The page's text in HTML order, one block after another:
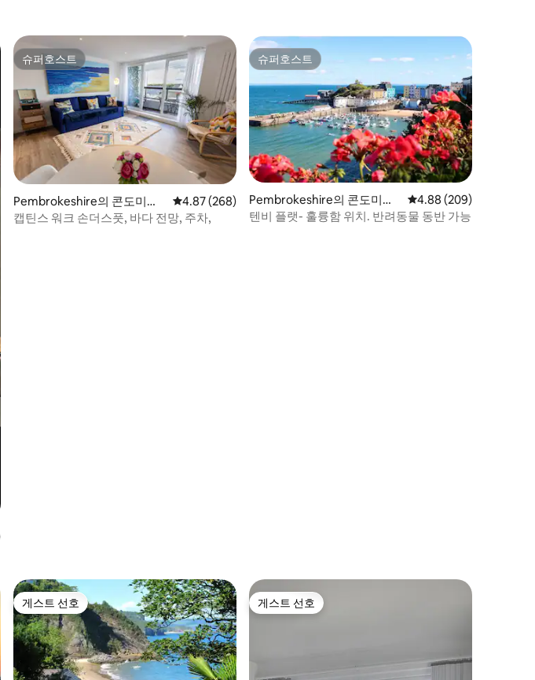
점 만점), 후기 145개
슈퍼호스트
슈퍼호스트
Pembrokeshire의 콘도미니
엄
평점 4.87점(5점 만점), 후기 268개
4.87 (268)
캡틴스 워크 손더스풋, 바다 전망, 주차,
슈퍼호스트
슈퍼호스트
Pembrokeshire의 콘도미니
엄
평점 4.88점(5점 만점),
4.88 (209)
텐비 플랫- 훌륭함 위치. 반려동물 동반 가능
게스트 선호
게스트 선호 게스트 선호
게스트 선호